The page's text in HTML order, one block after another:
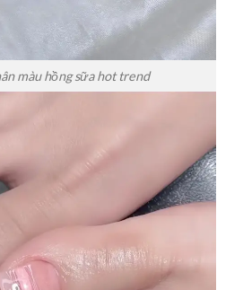
màu hồng sữa hot trend